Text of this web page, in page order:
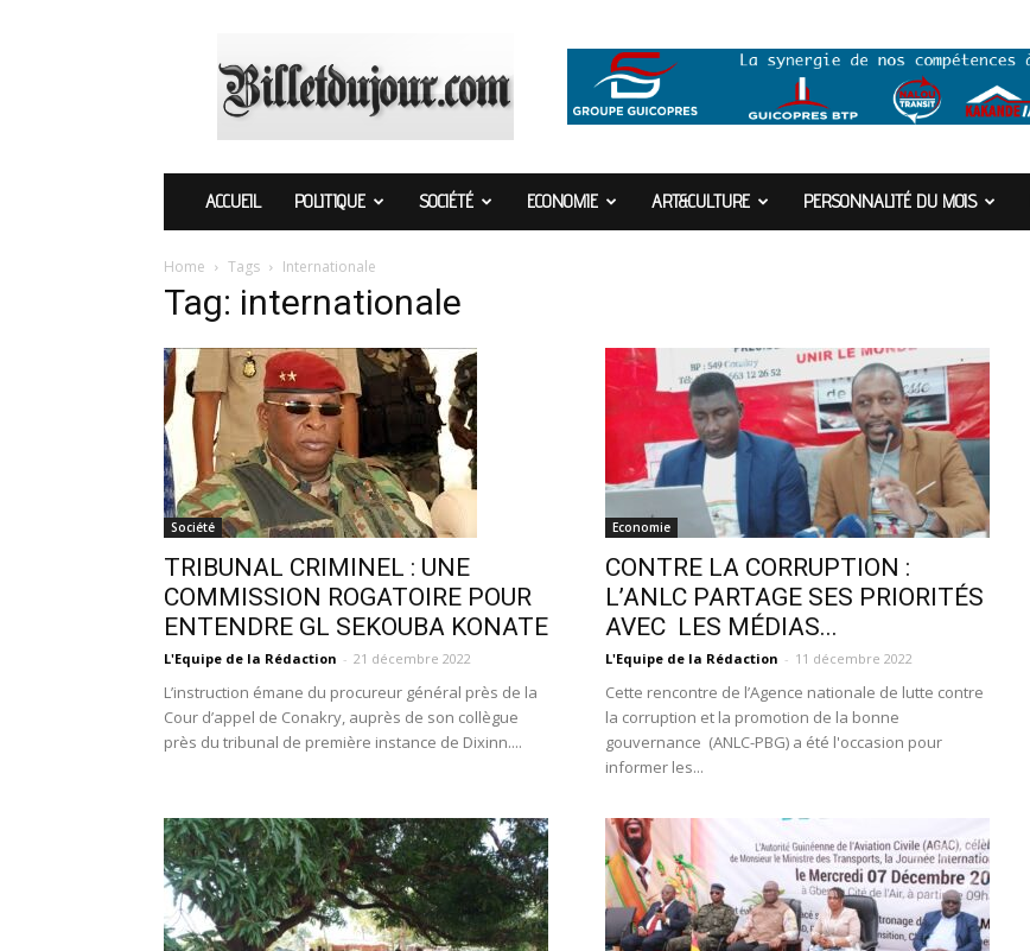
ACCUEIL POLITIQUE SOCIÉTÉ ECONOMIE ART&CULTURE PERSONNALITÉ DU MOIS
Home Tags Internationale
Tag: internationale
Société
TRIBUNAL CRIMINEL : UNE
COMMISSION ROGATOIRE POUR
ENTENDRE GL SEKOUBA KONATE
L'Equipe de la Rédaction - 21 décembre 2022
L’instruction émane du procureur général près de la
Cour d’appel de Conakry, auprès de son collègue
près du tribunal de première instance de Dixinn....
Economie
CONTRE LA CORRUPTION :
L’ANLC PARTAGE SES PRIORITÉS
AVEC LES MÉDIAS...
L'Equipe de la Rédaction - 11 décembre 2022
Cette rencontre de l’Agence nationale de lutte contre
la corruption et la promotion de la bonne
gouvernance (ANLC-PBG) a été l'occasion pour
informer les...